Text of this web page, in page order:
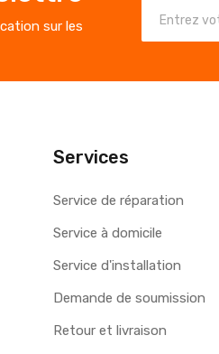
sur les
Services
Service de réparation
Service à domicile
Service d'installation
Demande de soumission
Retour et livraison